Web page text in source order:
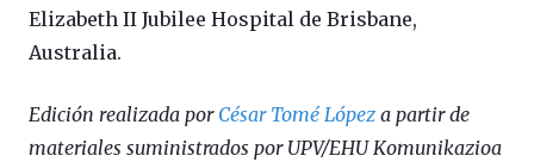
Elizabeth II Jubilee Hospital de Brisbane,
Australia.
Edición realizada por César Tomé López a partir de
materiales suministrados por UPV/EHU Komunikazioa